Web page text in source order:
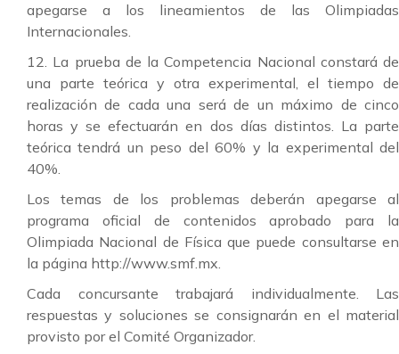
apegarse a los lineamientos de las Olimpiadas
Internacionales.
12. La prueba de la Competencia Nacional constará de
una parte teórica y otra experimental, el tiempo de
realización de cada una será de un máximo de cinco
horas y se efectuarán en dos días distintos. La parte
teórica tendrá un peso del 60% y la experimental del
40%.
Los temas de los problemas deberán apegarse al
programa oficial de contenidos aprobado para la
Olimpiada Nacional de Física que puede consultarse en
la página http://www.smf.mx.
Cada concursante trabajará individualmente. Las
respuestas y soluciones se consignarán en el material
provisto por el Comité Organizador.